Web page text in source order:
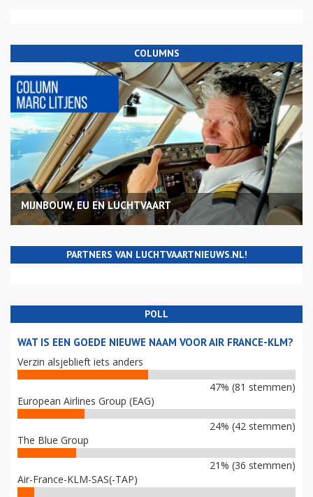
COLUMNS
MIJNBOUW, EU EN LUCHTVAART
PARTNERS VAN LUCHTVAARTNIEUWS.NL!
POLL
WAT IS EEN GOEDE NIEUWE NAAM VOOR AIR FRANCE-KLM?
Verzin alsjeblieft iets anders
47% (81 stemmen)
European Airlines Group (EAG)
24% (42 stemmen)
The Blue Group
21% (36 stemmen)
Air-France-KLM-SAS(-TAP)